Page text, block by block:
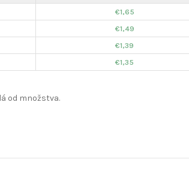
€1,65
€1,49
€1,39
€1,35
od množstva.